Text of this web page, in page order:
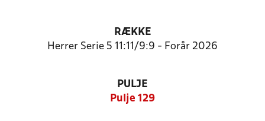
RÆKKE
Herrer Serie 5 11:11/9:9 - Forår 2026
PULJE
Pulje 129